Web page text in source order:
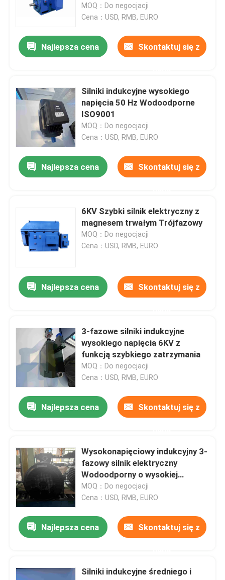
O nas
Łączność
Produkty
Silnik elektryczny o wysokiej wydajności
Jednofazowe silniki elektryczne
Silniki elektryczne trójfazowe
Silnik indukcyjny średniego napięcia
Silniki indukcyjne wysokiego napięcia
Silniki elektryczne przeciwwybuchowe
Silnik elektryczny o zmiennej prędkości
Silniki synchroniczne z magnesami trwałymi
Specjalne silniki elektryczne
przetwornica częstotliwości
MOQ：Do negocjacji
Cena：USD, RMB, EURO
Najlepsza cena Skontaktuj się z
Silniki indukcyjne wysokiego
napięcia 50 Hz Wodoodporne
ISO9001
MOQ：Do negocjacji
Cena：USD, RMB, EURO
Najlepsza cena Skontaktuj się z
6KV Szybki silnik elektryczny z
magnesem trwałym Trójfazowy
MOQ：Do negocjacji
Cena：USD, RMB, EURO
Najlepsza cena Skontaktuj się z
3-fazowe silniki indukcyjne
wysokiego napięcia 6KV z
funkcją szybkiego zatrzymania
MOQ：Do negocjacji
Cena：USD, RMB, EURO
Najlepsza cena Skontaktuj się z
Wysokonapięciowy indukcyjny 3-
fazowy silnik elektryczny
Wodoodporny o wysokiej
wydajności do sprężarek
MOQ：Do negocjacji
Cena：USD, RMB, EURO
Najlepsza cena Skontaktuj się z
Silniki indukcyjne średniego i